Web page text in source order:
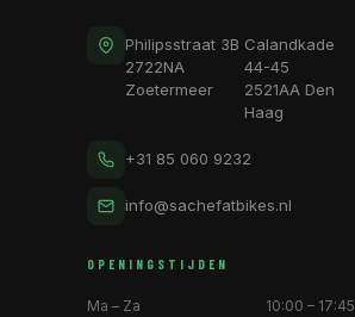
Philipsstraat 3B
2722NA
Zoetermeer
Calandkade
44-45
2521AA Den
Haag
+31 85 060 9232
info@sachefatbikes.nl
OPENINGSTIJDEN
Ma – Za 10:00 – 17:45